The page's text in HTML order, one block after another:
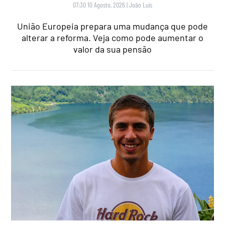
07:30 10 Agosto, 2026 |João Luís
União Europeia prepara uma mudança que pode
alterar a reforma. Veja como pode aumentar o
valor da sua pensão